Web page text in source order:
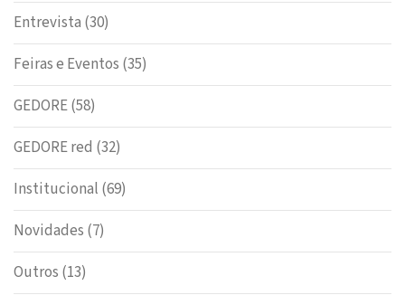
Entrevista (30)
Feiras e Eventos (35)
GEDORE(58)
GEDORE red (32)
Institucional (69)
Novidades (7)
Outros (13)